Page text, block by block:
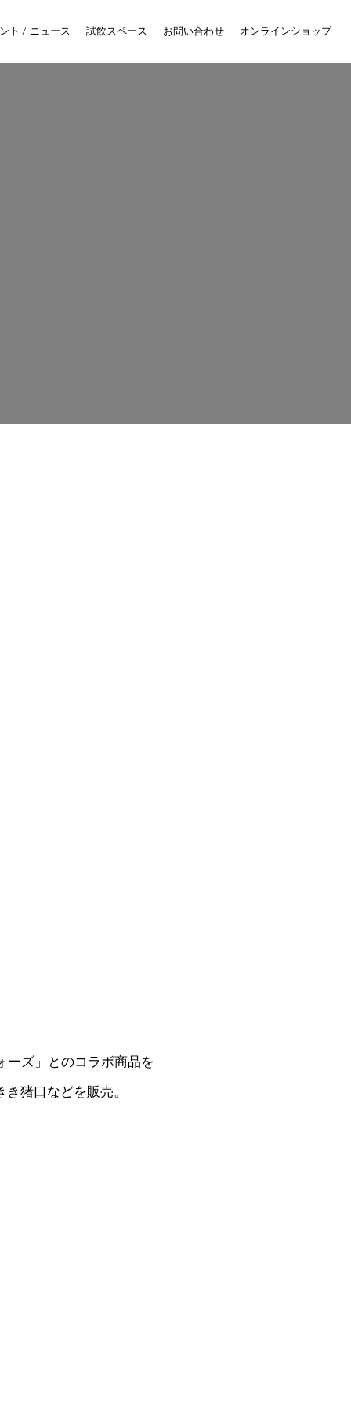
ト / ニュース 試飲スペース お問い合わせ オンラインショップ
ーズ」とのコラボ商品を
猪口などを販売。